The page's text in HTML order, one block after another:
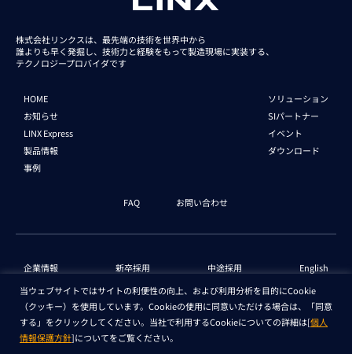
株式会社リンクスは、最先端の技術を世界中から
誰よりも早く発掘し、技術力と経験をもって製造現場に実装する、
テクノロジープロバイダです
HOME
お知らせ
LINX Express
製品情報
事例
ソリューション
SIパートナー
イベント
ダウンロード
FAQ お問い合わせ
企業情報 新卒採用 中途採用 English
個人情報保護法 情報 セキュリティ基本方針
Copyright © LINX Corporation. All Rights Reserved.
当ウェブサイトではサイトの利便性の向上、および利用分析を目的にCookie
（クッキー）を使用しています。Cookieの使用に同意いただける場合は、「同意
する」をクリックしてください。当社で利用するCookieについての詳細は[個人
情報保護方針]についてをご覧ください。